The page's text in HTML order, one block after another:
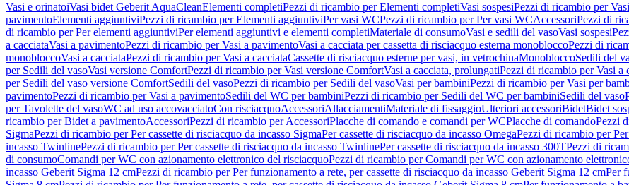
Vasi e orinatoiVasi bidet Geberit AquaCleanElementi completiPezzi di ricambio per Elementi completiVasi sospesiPezzi di ricambio per
pavimentoElementi aggiuntiviPezzi di ricambio per Elementi aggiuntiviPer vasi WCPezzi di ricambio per Per vasi WCAccessoriPezzi di
di ricambio per Per elementi aggiuntiviPer elementi aggiuntivi e elementi completiMateriale di consumoVasi e sedili del vasoVasi sospesi
a cacciataVasi a pavimentoPezzi di ricambio per Vasi a pavimentoVasi a cacciata per cassetta di risciacquo esterna monobloccoPezzi di
monobloccoVasi a cacciataPezzi di ricambio per Vasi a cacciataCassette di risciacquo esterne per vasi, in vetrochinaMonobloccoSedili del
per Sedili del vasoVasi versione ComfortPezzi di ricambio per Vasi versione ComfortVasi a cacciata, prolungatiPezzi di ricambio per Vasi a
per Sedili del vaso versione ComfortSedili del vasoPezzi di ricambio per Sedili del vasoVasi per bambiniPezzi di ricambio per Vasi per
pavimentoPezzi di ricambio per Vasi a pavimentoSedili del WC per bambiniPezzi di ricambio per Sedili del WC per bambiniSedili del vaso
per Tavolette del vasoWC ad uso accovacciatoCon risciacquoAccessoriAllacciamentiMateriale di fissaggioUlteriori accessoriBidetBidet
ricambio per Bidet a pavimentoAccessoriPezzi di ricambio per AccessoriPlacche di comando e comandi per WCPlacche di comandoPezzi
SigmaPezzi di ricambio per Per cassette di risciacquo da incasso SigmaPer cassette di risciacquo da incasso OmegaPezzi di ricambio per
incasso TwinlinePezzi di ricambio per Per cassette di risciacquo da incasso TwinlinePer cassette di risciacquo da incasso 300TPezzi di
di consumoComandi per WC con azionamento elettronico del risciacquoPezzi di ricambio per Comandi per WC con azionamento
incasso Geberit Sigma 12 cmPezzi di ricambio per Per funzionamento a rete, per cassette di risciacquo da incasso Geberit Sigma 12 cmPer